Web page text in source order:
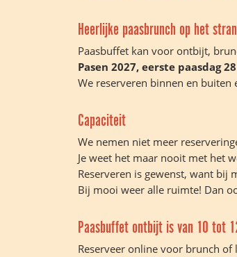
Heerlijke paasbrunch op het
Paasbuffet kan voor ontbijt,
Pasen 2027, eerste paasdag
We reserveren binnen en buiten
Capaciteit
We nemen niet meer
Je weet het maar nooit met het
Reserveren is gewenst, want bij
Bij mooi weer alle ruimte! Dan
Paasbuffet ontbijt is van 10 tot
Reserveer online voor brunch of